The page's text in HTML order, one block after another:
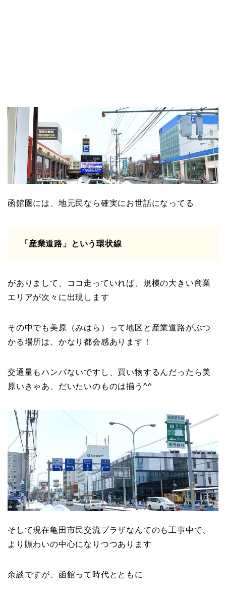
函館圏には、地元民なら確実にお世話になってる
「産業道路」という環状線
がありまして、ココ走っていれば、規模の大きい商業
エリアが次々に出現します
その中でも美原（みはら）って地区と産業道路がぶつ
かる場所は、かなり都会感あります！
交通量もハンパないですし、買い物するんだったら美
原いきゃあ、だいたいのものは揃う^^
そして現在亀田市民交流プラザなんてのも工事中で、
より賑わいの中心になりつつあります
余談ですが、函館って時代とともに